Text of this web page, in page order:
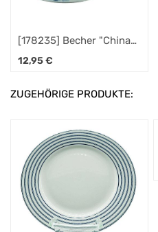
[178235] Becher "China
Rose" ca. 32cl
12,95€
ZUGEHÖRIGE PRODUKTE: